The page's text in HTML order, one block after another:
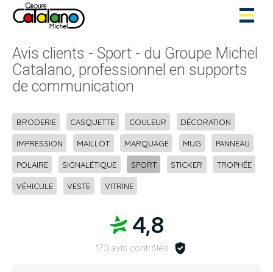
Avis clients - Sport - du Groupe Michel
Catalano, professionnel en supports
de communication
BRODERIE CASQUETTE COULEUR DÉCORATION
IMPRESSION MAILLOT MARQUAGE MUG PANNEAU
POLAIRE SIGNALÉTIQUE SPORT STICKER TROPHÉE
VÉHICULE VESTE VITRINE
4,8
173 avis contrôlés